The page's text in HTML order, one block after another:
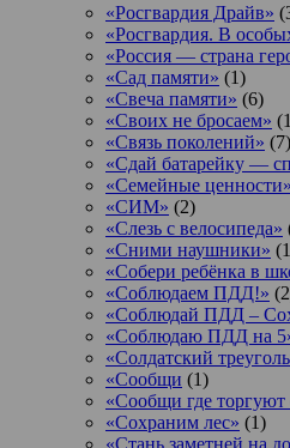
«Росгвардия Драйв»
«Росгвардия. В
«Россия — страна
«Сад памяти» (1)
«Свеча памяти» (6)
«Своих не бросаем»
«Связь поколений» (7)
«Сдай батарейку —
«Семейные ценности»
«СИМ» (2)
«Слезь с велосипеда»
«Сними наушники»
«Собери ребёнка в
«Соблюдаем ПДД!»
«Соблюдай ПДД –
«Соблюдаю ПДД на
«Солдатский
«Сообщи (1)
«Сообщи где торгуют
«Сохраним лес» (1)